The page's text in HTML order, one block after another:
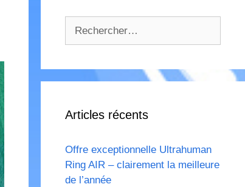
Articles récents
Offre exceptionnelle Ultrahuman
Ring AIR – clairement la meilleure
de l’année